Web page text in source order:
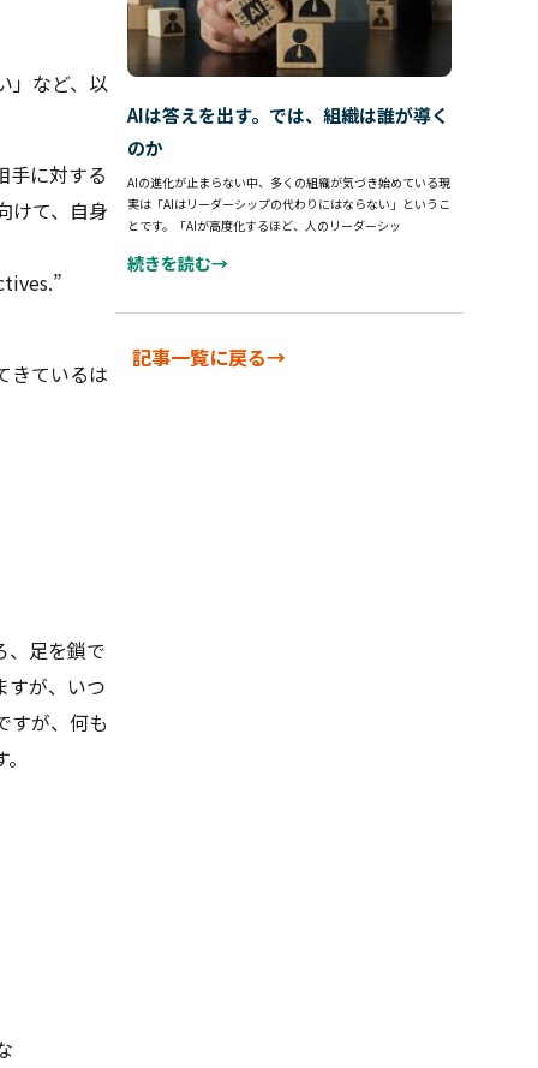
」など、以
手に対する
けて、自身
きているは
、足を鎖で
すが、いつ
すが、何も
AIは答えを出す。では、組織は誰が導く
のか
AIの進化が止まらない中、多くの組織が気づき始めている現
実は「AIはリーダーシップの代わりにはならない」というこ
とです。「AIが高度化するほど、人のリーダーシッ
続きを読む→
記事一覧に戻る→